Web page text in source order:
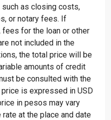
as closing costs,
or notary fees. If
fees for the loan or other
not included in the
the total price will be
amounts of credit
be consulted with the
is expressed in USD
in pesos may vary
at the place and date